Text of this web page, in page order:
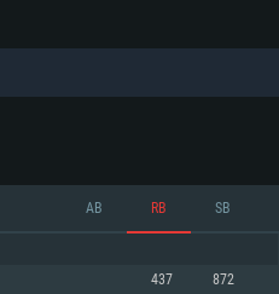
AB RB SB
437 872